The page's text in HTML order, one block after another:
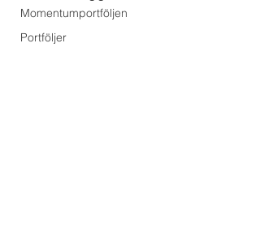
Momentumportföljen
Portföljer